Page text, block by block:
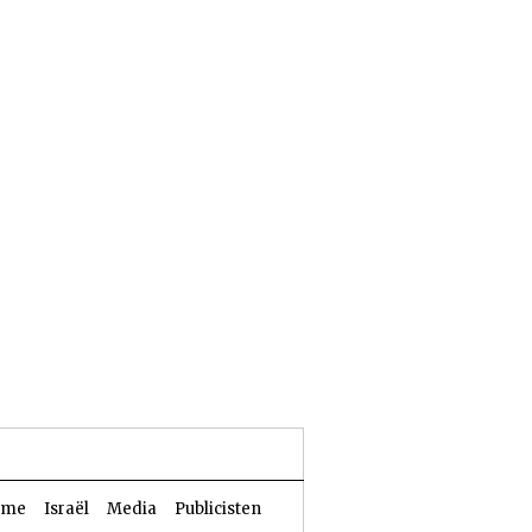
Israël Media Publicisten